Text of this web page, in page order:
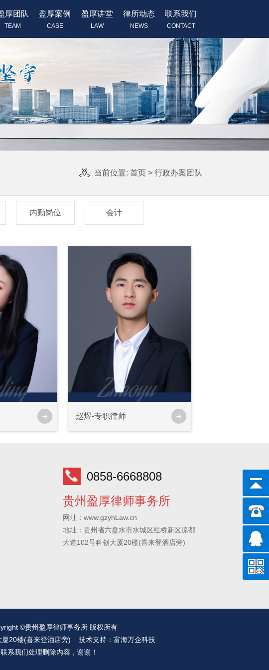
厚团队
TEAM
盈厚案例
CASE
盈厚讲堂
LAW
律所动态
NEWS
联系我们
CONTACT
当前位置: 首页> 行政办案团队
内勤岗位 会计
赵煜-专职律师
0858-6668808
贵州盈厚律师事务所
网址：www.gzyhLaw.cn
地址：贵州省六盘水市水城区红桥新区凉都
大道102号科创大厦20楼(喜来登酒店旁)
©贵州盈厚律师事务所 版权所有
20楼(喜来登酒店旁) 技术支持： 富海万企科技
系我们处理删除内容，谢谢！